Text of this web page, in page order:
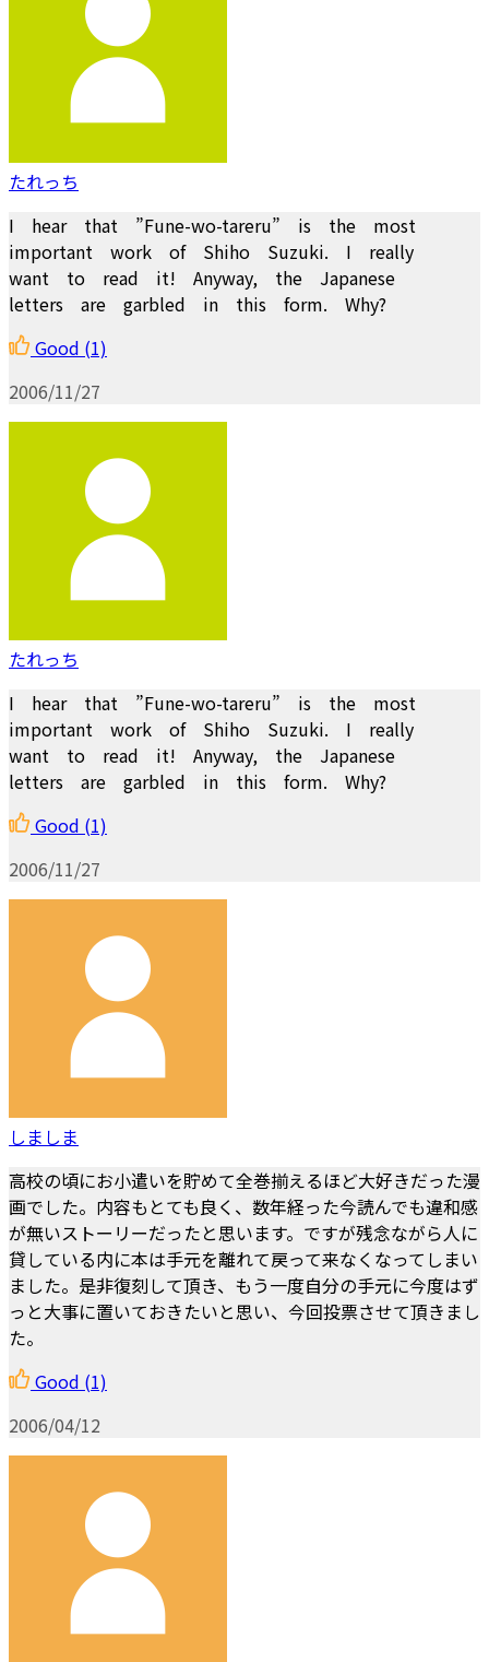
たれっち
I hear that ”Fune-wo-tareru” is the most
important work of Shiho Suzuki. I really
want to read it! Anyway, the Japanese
letters are garbled in this form. Why?
Good (1)
2006/11/27
たれっち
I hear that ”Fune-wo-tareru” is the most
important work of Shiho Suzuki. I really
want to read it! Anyway, the Japanese
letters are garbled in this form. Why?
Good (1)
2006/11/27
しましま
高校の頃にお小遣いを貯めて全巻揃えるほど大好きだった漫
画でした。内容もとても良く、数年経った今読んでも違和感
が無いストーリーだったと思います。ですが残念ながら人に
貸している内に本は手元を離れて戻って来なくなってしまい
ました。是非復刻して頂き、もう一度自分の手元に今度はず
っと大事に置いておきたいと思い、今回投票させて頂きまし
た。
Good (1)
2006/04/12